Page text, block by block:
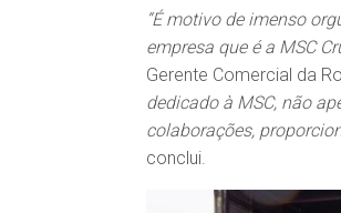
“É motivo de imenso
empresa que é a MSC
Gerente Comercial da
dedicado à MSC, não
colaborações,
conclui.